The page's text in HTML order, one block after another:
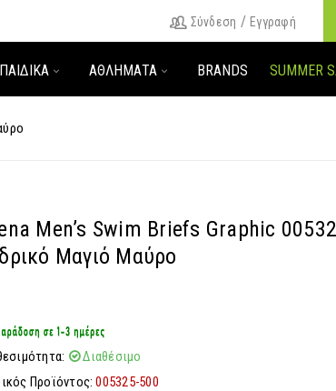
Σύνδεση / Εγγραφή
ΠΑΙΔΙΚΑ ΑΘΛΗΜΑΤΑ BRANDS SUMMER
Men’s Swim Briefs Graphic
Μαγιό Μαύρο
Διαθέσιμο
Προϊόντος: 005325-500